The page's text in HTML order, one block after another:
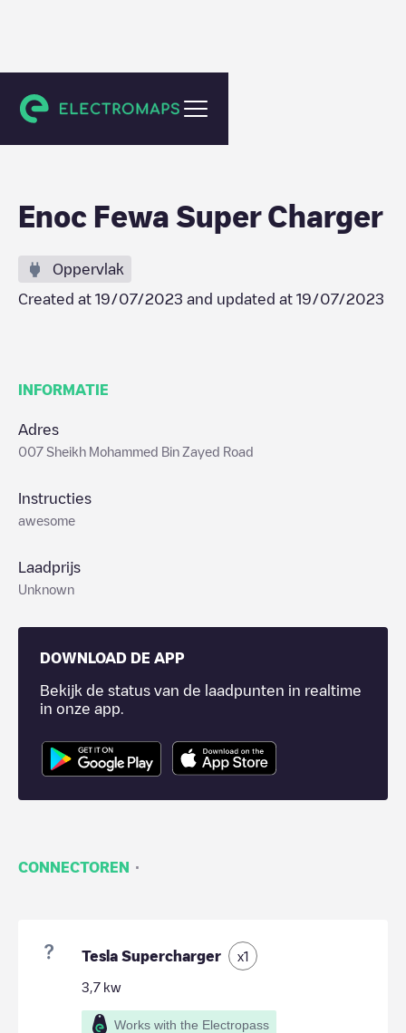
Ajman
Enoc Fewa Super Charger
Oppervlak
Created at 19/07/2023 and updated at 19/07/2023
INFORMATIE
Adres
007 Sheikh Mohammed Bin Zayed Road
Instructies
awesome
Laadprijs
Unknown
DOWNLOAD DE APP
Bekijk de status van de laadpunten in realtime
in onze app.
CONNECTOREN ·
Tesla Supercharger x1
3,7 kw
Works with the Electropass